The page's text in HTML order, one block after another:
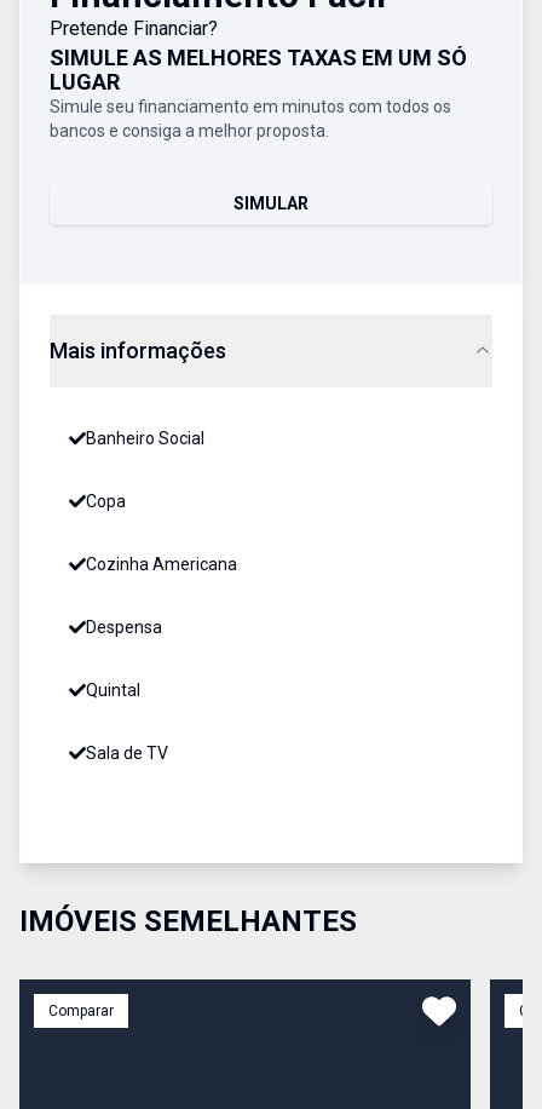
Pretende Financiar?
SIMULE AS MELHORES TAXAS EM UM SÓ
LUGAR
Simule seu financiamento em minutos com todos os
bancos e consiga a melhor proposta.
SIMULAR
Mais informações
Banheiro Social
Copa
Cozinha Americana
Despensa
Quintal
Sala de TV
IMÓVEIS SEMELHANTES
Comparar